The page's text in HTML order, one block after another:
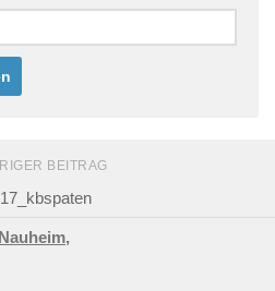
BEITRAG
Nauheim,